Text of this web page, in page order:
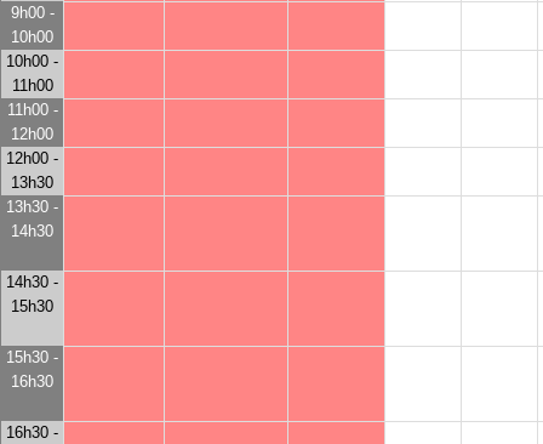
9h00 -
10h00
10h00 -
11h00
11h00 -
12h00
12h00 -
13h30
13h30 -
14h30
14h30 -
15h30
15h30 -
16h30
16h30 -